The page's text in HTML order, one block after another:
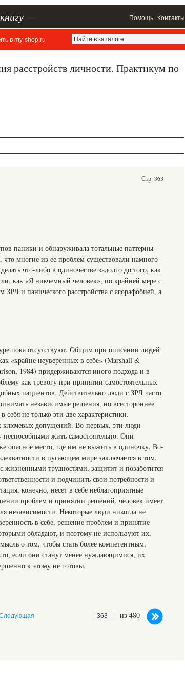
Помощь Контакты
в my-shop.ru
расстройств личности. Практикум по
Стр. 363
паники и обнаруживала тотальные паттерны
что многие из ее проблем существовали намного
что-либо в одиночестве задолго до того, как
как «Я никчемный человек», по крайней мере с
ЗРЛ и панического расстройства с агорафобией, а
пока отсутствуют. Общим при описании людей
«крайне неуверенных в себе» (Marshall &
1984) придерживаются иного подхода и в
как тревогу при принятии самостоятельных
пациентов. Действительно люди с ЗРЛ часто
независимые решения, но всестороннее
не только эти две характеристики.
ключевых допущений. Во-первых, эти люди
жить самостоятельно. Они
опасное место, где им не выжить в одиночку. Во-
в пугающем мире заключается в том,
жизненными трудностями, защитит и позаботится
и подчинить свои потребности и
конечно, несет в себе неблагоприятные
проблем и принятии решений, человек имеет
независимости. Некоторые люди никогда не
в себе, решение проблем и принятие
обладают, и поэтому не используют их,
о том, чтобы стать более компетентным,
если они станут менее нуждающимися, их
к этому не готовы.
из 480